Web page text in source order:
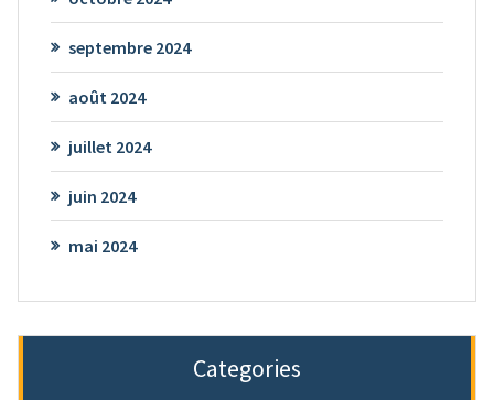
septembre 2024
août 2024
juillet 2024
juin 2024
mai 2024
Categories